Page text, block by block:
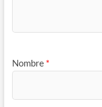
Nombre *